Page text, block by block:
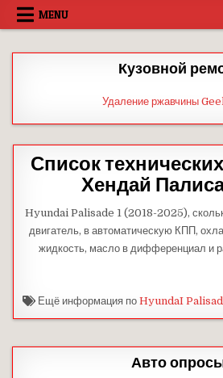
Skip
MENU
Кузовной
Удаление ржавчины
Список
Хендай
Hyundai Palisade 1 (2018-2025),
двигатель, в автоматическую КПП,
жидкость, масло в дифференциал и
Ещё информация поHyundaI
Авто